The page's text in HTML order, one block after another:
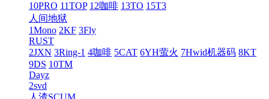
10PRO 11TOP 12咖啡 13TO 15T3
人间地狱
1Mono 2KF 3Fly
RUST
2JXN 3Ring-1 4咖啡 5CAT 6YH萤火 7Hwid机器码 8KT
9DS 10TM
Dayz
2svd
人渣SCUM